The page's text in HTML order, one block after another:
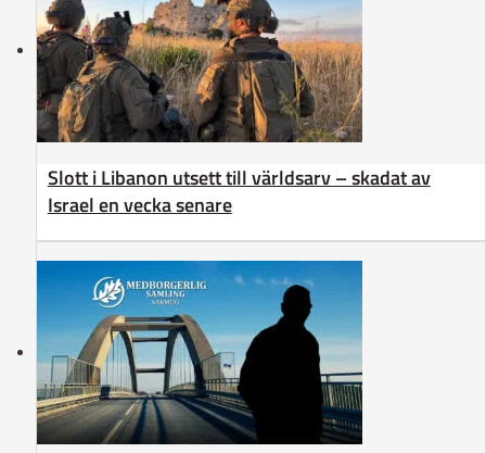
Slott i Libanon utsett till världsarv – skadat av
Israel en vecka senare